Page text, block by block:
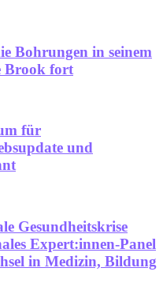
Bohrungen in seinem
Brook fort
für
und
Gesundheitskrise
Expert:innen-Panel
in Medizin, Bildung